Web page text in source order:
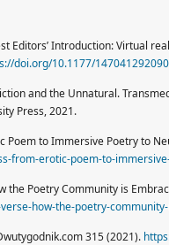
Editors’ Introduction: Virtual
doi.org/10.1177/
and the Unnatural.
Press, 2021.
Poem to Immersive Poetry to
from-erotic-poem-to-
the Poetry Community is
how-the-poetry-
315 (2021).